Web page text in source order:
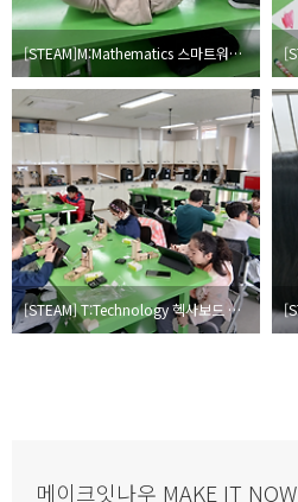
[STEAM]M:Mathematics 스마트워치로 윗몸일으키기 측정하기
[STEAM] T:Technology 헥사보드 스마트 빌딩
메이크잇나우 MAKE IT NOW